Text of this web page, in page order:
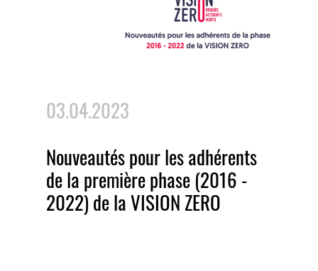
03.04.2023
Nouveautés pour les adhérents
de la première phase (2016 -
2022) de la VISION ZERO